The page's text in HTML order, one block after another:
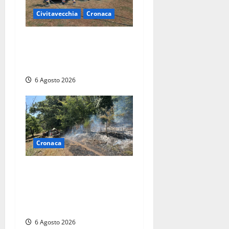
Civitavecchia Cronaca
6 Agosto 2026
Cronaca
6 Agosto 2026